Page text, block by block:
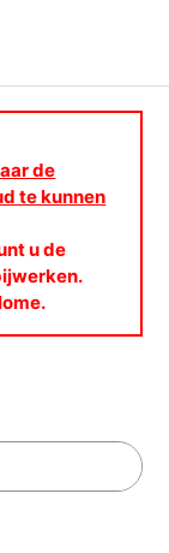
de
te kunnen
u de